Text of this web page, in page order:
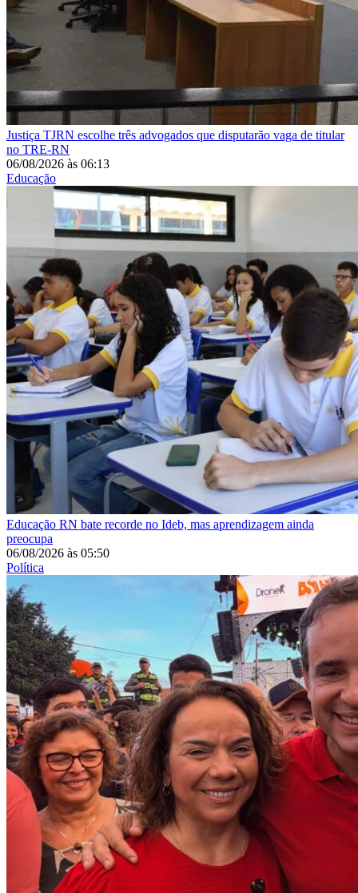
Justiça TJRN escolhe três advogados que disputarão vaga de titular
no TRE-RN
06/08/2026 às 06:13
Educação
Educação RN bate recorde no Ideb, mas aprendizagem ainda
preocupa
06/08/2026 às 05:50
Política